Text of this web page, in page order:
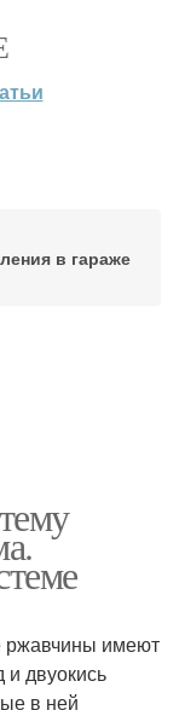
в гараже
ржавчины имеют
двуокись
в ней